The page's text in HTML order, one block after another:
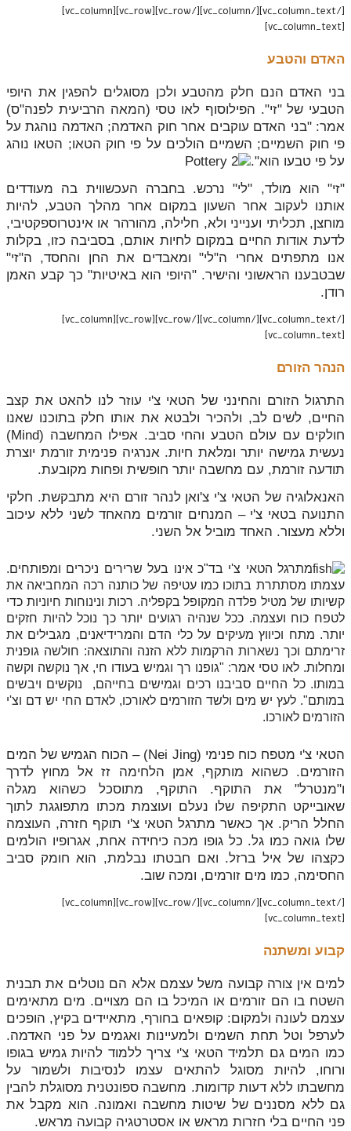
[/vc_column_text][/vc_column][/vc_row][vc_row][vc_column]
[vc_column_text]
האדם והטבע
בני האדם הנם חלק מהטבע ולכן מסוגלים להפגין את היופי
הטבעי של "זי". הפילוסוף לאו טסי (המאה הרביעית לפנה"ס)
אמר: "בני האדם עוקבים אחר חוק האדמה; האדמה נוהגת על
פי חוק השמיים; השמיים הולכים על פי חוק הטאו; הטאו נוהג
על פי טבעו הוא".
"זי" הוא מולד, "לי" נרכש. בחברה העכשווית בה מעודדים
אותנו לעקוב אחר השעון במקום אחר מהלך הטבע, להיות
מוחצן, תכליתי וענייני ולא, חלילה, מהורהר או אינטרוספקטיבי,
לדעת אודות החיים במקום לחיות אותם, בסביבה כזו, בקלות
אנו מתפתים אחרי ה"לי" ומאבדים את החן והחסד, ה"זי"
שבטבענו הראשוני והישיר. "היופי הוא באיטיות" כך קבע האמן
רודן.
[/vc_column_text][/vc_column][/vc_row][vc_row][vc_column]
[vc_column_text]
הנהר הזורם
התרגול הזורם והחינני של הטאי צ'י עוזר לנו להאט את קצב
החיים, לשים לב, ולהכיר ולבטא את אותו חלק בתוכנו שאנו
חולקים עם עולם הטבע והחי סביב. אפילו המחשבה (Mind)
נעשית גמישה יותר ומלאת חיות. אנרגיה פנימית זורמת יוצרת
תודעה זורמת, עם מחשבה יותר חופשית ופחות מקובעת.
האנאלוגיה של הטאי צ'י צ'ואן לנהר זורם היא מתבקשת. חלקי
התנועה בטאי צ'י – המנחים זורמים מהאחד לשני ללא עיכוב
וללא מעצור. האחד מוביל אל השני.
מתרגל הטאי צ'י בד"כ אינו בעל שרירים ניכרים ומפותחים.
עצמתו מסתתרת בתוכו כמו עטיפה של כותנה רכה המחביאה את
קשיותו של מטיל פלדה המקופל בקפליה. רכות ונינוחות חיוניות כדי
לטפח כוח ועצמה. ככל שנהיה רגועים יותר כך נוכל להיות חזקים
יותר. מתח וכיווץ מעיקים על כלי הדם והמרידיאנים, מגבילים את
זרימתם וכך נשארות הרקמות ללא הזנה והתוצאה: חולשה גופנית
ומחלות. לאו טסי אמר: "גופנו רך וגמיש בעודו חי, אך נוקשה וקשה
במותו. כל החיים סביבנו רכים וגמישים בחייהם, נוקשים ויבשים
במותם". לעץ יש מים ולשד הזורמים לאורכו, לאדם החי יש דם וצ'י
הזורמים לאורכו.
הטאי צ'י מטפח כוח פנימי (Nei Jing) – הכוח הגמיש של המים
הזורמים. כשהוא מותקף, אמן הלחימה זז אל מחוץ לדרך
ו"מנטרל" את התוקף. התוקף, מתוסכל כשהוא מגלה
שאובייקט התקיפה שלו נעלם ועוצמת מכתו מתפוגגת לתוך
החלל הריק. אך כאשר מתרגל הטאי צ'י תוקף חזרה, העוצמה
שלו גואה כמו גל. כל גופו מכה כיחידה אחת, אגרופיו הולמים
כקצהו של איל ברזל. ואם חבטתו נבלמת, הוא חומק סביב
החסימה, כמו מים זורמים, ומכה שוב.
[/vc_column_text][/vc_column][/vc_row][vc_row][vc_column]
[vc_column_text]
קבוע ומשתנה
למים אין צורה קבועה משל עצמם אלא הם נוטלים את תבנית
השטח בו הם זורמים או המיכל בו הם מצויים. מים מתאימים
עצמם לעונה ולמקום: קופאים בחורף, מתאיידים בקיץ, הופכים
לערפל וטל תחת השמים ולמעיינות ואגמים על פני האדמה.
כמו המים גם תלמיד הטאי צ'י צריך ללמוד להיות גמיש בגופו
ורוחו, להיות מסוגל להתאים עצמו לנסיבות ולשמור על
מחשבתו ללא דעות קדומות. מחשבה ספונטנית מסוגלת להבין
גם ללא מסננים של שיטות מחשבה ואמונה. הוא מקבל את
פני החיים בלי חזרות מראש או אסטרטגיה קבועה מראש.